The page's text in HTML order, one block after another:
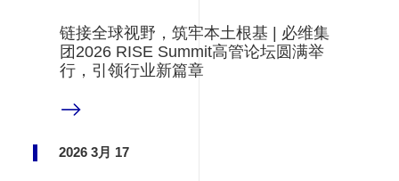
链接全球视野，筑牢本土根基 | 必维集
团2026 RISE Summit高管论坛圆满举
行，引领行业新篇章
2026 3月 17